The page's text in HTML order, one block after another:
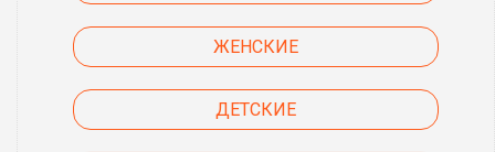
ЖЕНСКИЕ
ДЕТСКИЕ